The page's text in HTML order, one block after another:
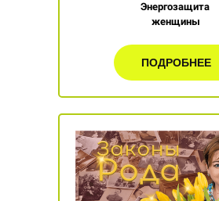
Энергозащита
женщины
ПОДРОБНЕЕ